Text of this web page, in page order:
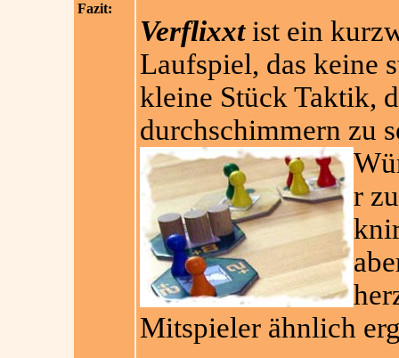
Fazit:
Verflixxtist ein
Laufspiel, das keine
kleine Stück Taktik,
durchschimmern zu
r
Mitspieler ähnlich